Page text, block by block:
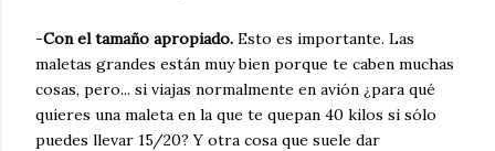
-Con el tamaño apropiado. Esto es importante. Las
maletas grandes están muy bien porque te caben muchas
cosas, pero... si viajas normalmente en avión ¿para qué
quieres una maleta en la que te quepan 40 kilos si sólo
puedes llevar 15/20? Y otra cosa que suele dar